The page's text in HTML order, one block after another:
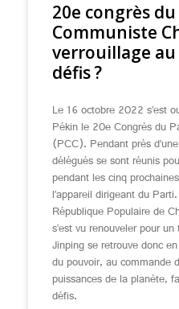
20e congrès
Communiste
verrouillage
défis ?
Le 16 octobre 2022 s’est
Pékin le 20e Congrès du
(PCC). Pendant près
délégués se sont réunis
pendant les cinq
l’appareil dirigeant du
République Populaire de
s’est vu renouveler pour
Jinping se retrouve donc
du pouvoir, au commande
puissances de la planète,
défis.